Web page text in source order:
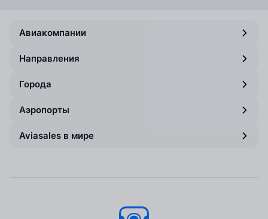
Авиакомпании
Направления
Города
Аэропорты
Aviasales в мире